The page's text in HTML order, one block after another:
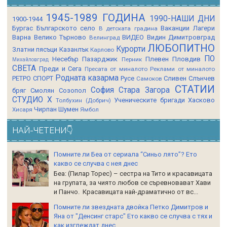
1900-1944 1945-1989 ГОДИНА 1990-НАШИ ДНИ
Бургас Българското село В детската градина Ваканции Лагери
Варна Велико Търново Велинград ВИДЕО Видин Димитровград
Златни пясъци Казанлък Карлово Курорти ЛЮБОПИТНО
Михайловград Несебър Пазарджик Перник Плевен Пловдив
ПО
СВЕТА Преди и Сега Пресата от миналото Реклами от миналото
РЕТРО СПОРТ Родната казарма Русе Самоков Сливен Слънчев
бряг Смолян Созопол София Стара Загора СТАТИИ
СТУДИО Х Толбухин (Добрич) Ученическите бригади Хасково
Хисаря Чирпан Шумен Ямбол
НАЙ-ЧЕТЕНИ👇
Помните ли Беа от сериала “Синьо лято”? Ето
какво се случва с нея днес
Беа: (Пилар Торес) – сестра на Тито и красавицата
на групата, за чиято любов се съревновават Хави
и Панчо. Красавицата най-драматично от вс...
Помните ли звездната двойка Петко Димитров и
Яна от "Денсинг старс" Ето какво се случва с тях и
как изглеждат днес